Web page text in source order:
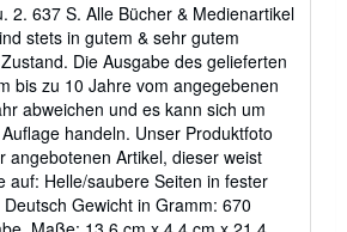
2. 637 S. Alle Bücher & Medienartikel
stets in gutem & sehr gutem
Die Ausgabe des gelieferten
bis zu 10 Jahre vom angegebenen
abweichen und es kann sich um
handeln. Unser Produktfoto
angebotenen Artikel, dieser weist
auf: Helle/saubere Seiten in fester
Gewicht in Gramm: 670